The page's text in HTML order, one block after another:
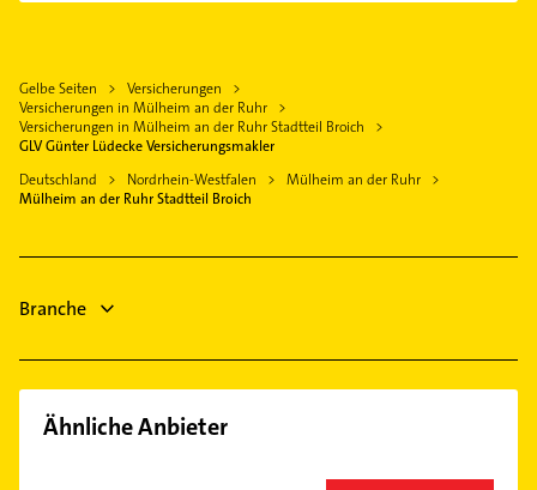
Styrum
Winkhausen
Moers
Dinslaken
Gelsenkirchen
Fensterbauer
Fenster
Physikalische Therapie
Physiotherapie
Schreiner
Steuerberater
Physikalische Therapie
Krankengymnastik
Heizung & Sanitär
Gelbe Seiten
Versicherungen
Versicherungen in Mülheim an der Ruhr
Versicherungen in Mülheim an der Ruhr Stadtteil Broich
GLV Günter Lüdecke Versicherungsmakler
Deutschland
Nordrhein-Westfalen
Mülheim an der Ruhr
Mülheim an der Ruhr Stadtteil Broich
Branche
Ähnliche Anbieter